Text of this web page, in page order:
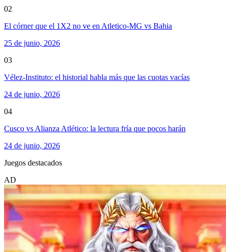
02
El córner que el 1X2 no ve en Atletico-MG vs Bahia
25 de junio, 2026
03
Vélez-Instituto: el historial habla más que las cuotas vacías
24 de junio, 2026
04
Cusco vs Alianza Atlético: la lectura fría que pocos harán
24 de junio, 2026
Juegos destacados
AD